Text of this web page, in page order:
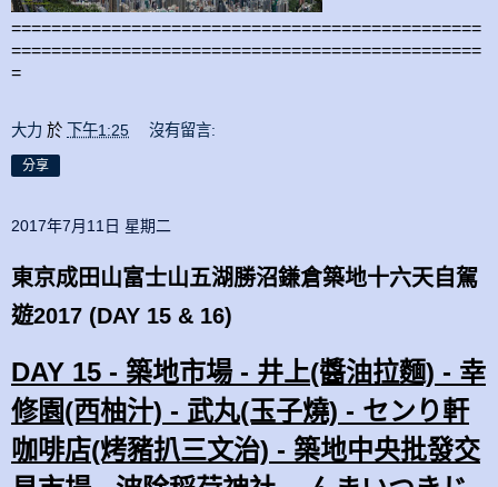
===============================================
===============================================
=
大力 於 下午1:25 沒有留言:
分享
2017年7月11日 星期二
東京成田山富士山五湖勝沼鎌倉築地十六天自駕
遊2017 (DAY 15 & 16)
DAY 15 - 築地市場 - 井上(醬油拉麵) - 幸
修園(西柚汁) - 武丸(玉子燒) - センり軒
咖啡店(烤豬扒三文治) - 築地中央批發交